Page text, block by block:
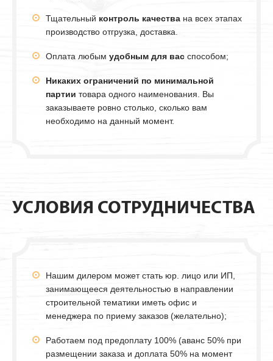
Тщательный контроль качества на всех этапах
производство отгрузка, доставка.
Оплата любым удобным для вас способом;
Никаких ограничений по минимальной
партии товара одного наименования. Вы
заказываете ровно столько, сколько вам
необходимо на данный момент.
УСЛОВИЯ СОТРУДНИЧЕСТВА
Нашим дилером может стать юр. лицо или ИП,
занимающееся деятельностью в направлении
строительной тематики иметь офис и
менеджера по приему заказов (желательно);
Работаем под предоплату 100% (аванс 50% при
размещении заказа и доплата 50% на момент